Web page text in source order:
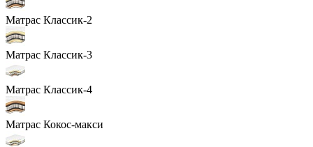
Матрас Классик-2
Матрас Классик-3
Матрас Классик-4
Матрас Кокос-макси